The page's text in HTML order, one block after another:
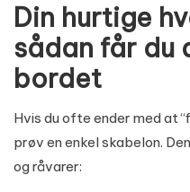
Din hurtige
sådan får du
bordet
Hvis du ofte ender med at
prøv en enkel skabelon.
og råvarer: